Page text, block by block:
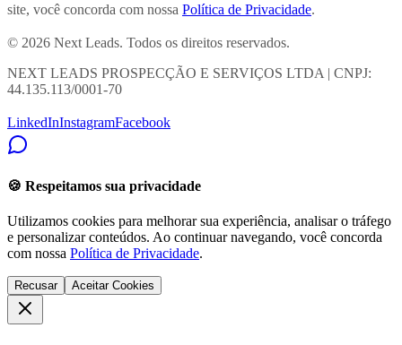
site, você concorda com nossa Política de Privacidade.
© 2026 Next Leads. Todos os direitos reservados.
NEXT LEADS PROSPECÇÃO E SERVIÇOS LTDA | CNPJ:
44.135.113/0001-70
LinkedInInstagramFacebook
🍪 Respeitamos sua privacidade
Utilizamos cookies para melhorar sua experiência, analisar o tráfego
e personalizar conteúdos. Ao continuar navegando, você concorda
com nossa Política de Privacidade.
Recusar Aceitar Cookies